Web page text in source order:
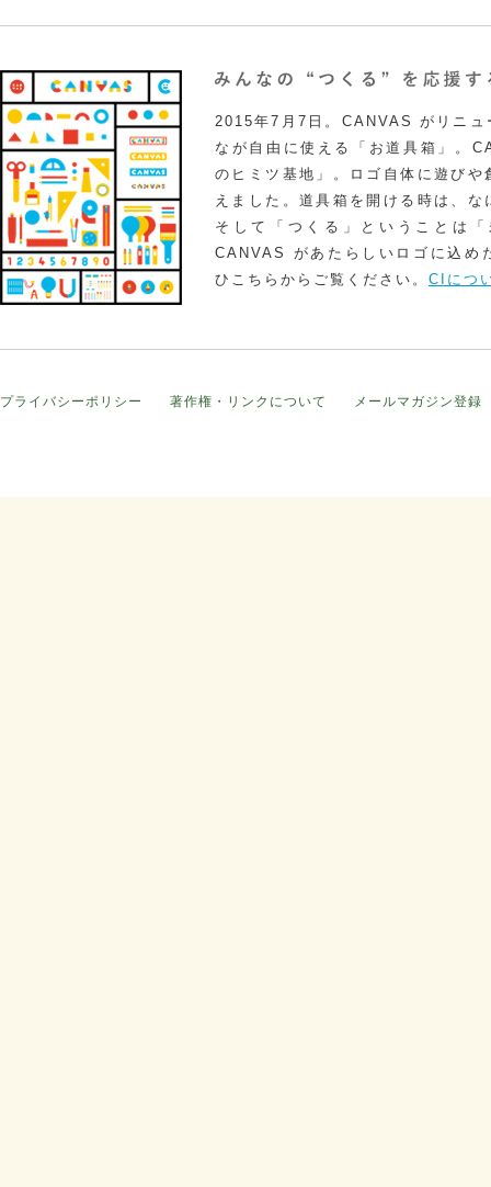
2015年7月7日。CANVAS がリニュ
なが自由に使える「お道具箱」。
のヒミツ基地」。ロゴ自体に遊び
えました。道具箱を開ける時は、
そして「つくる」ということは
CANVAS があたらしいロゴに込め
ひこちらからご覧ください。 CIにつ
プライバシーポリシー 著作権・リンクについて メールマガジン登録